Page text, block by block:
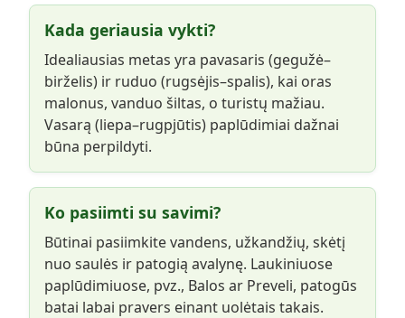
Kada geriausia vykti?
Idealiausias metas yra pavasaris (gegužė–
birželis) ir ruduo (rugsėjis–spalis), kai oras
malonus, vanduo šiltas, o turistų mažiau.
Vasarą (liepa–rugpjūtis) paplūdimiai dažnai
būna perpildyti.
Ko pasiimti su savimi?
Būtinai pasiimkite vandens, užkandžių, skėtį
nuo saulės ir patogią avalynę. Laukiniuose
paplūdimiuose, pvz., Balos ar Preveli, patogūs
batai labai pravers einant uolėtais takais.